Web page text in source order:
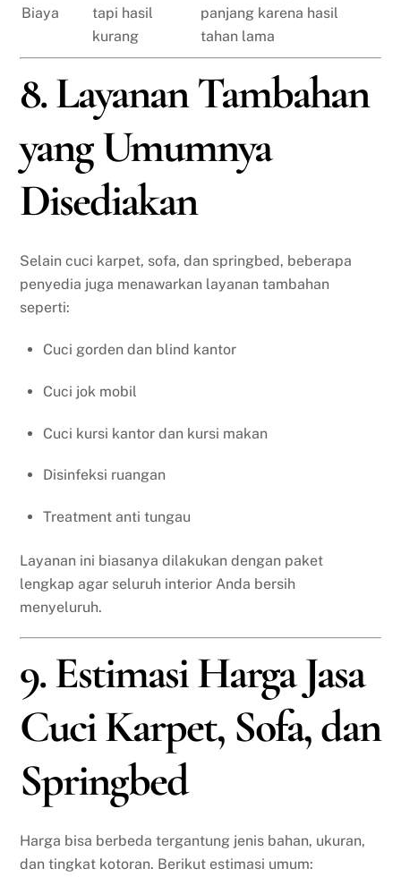
Biaya
tapi hasil
kurang
panjang karena hasil
tahan lama
8. Layanan Tambahan
yang Umumnya
Disediakan
Selain cuci karpet, sofa, dan springbed, beberapa
penyedia juga menawarkan layanan tambahan
seperti:
Cuci gorden dan blind kantor
Cuci jok mobil
Cuci kursi kantor dan kursi makan
Disinfeksi ruangan
Treatment anti tungau
Layanan ini biasanya dilakukan dengan paket
lengkap agar seluruh interior Anda bersih
menyeluruh.
9. Estimasi Harga Jasa
Cuci Karpet, Sofa, dan
Springbed
Harga bisa berbeda tergantung jenis bahan, ukuran,
dan tingkat kotoran. Berikut estimasi umum: